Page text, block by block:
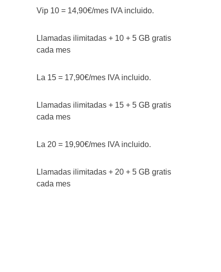
Vip 10 = 14,90€/mes IVA incluido.
Llamadas ilimitadas + 10 + 5 GB gratis
cada mes
La 15 = 17,90€/mes IVA incluido.
Llamadas ilimitadas + 15 + 5 GB gratis
cada mes
La 20 = 19,90€/mes IVA incluido.
Llamadas ilimitadas + 20 + 5 GB gratis
cada mes